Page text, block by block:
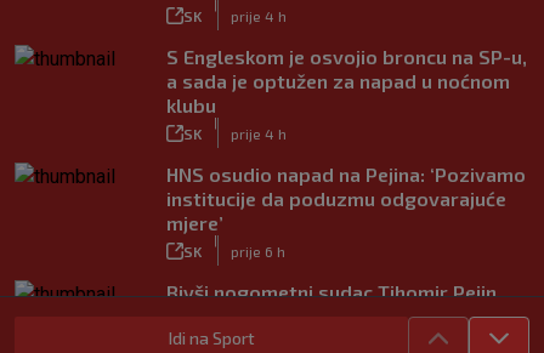
SK prije 4 h
S Engleskom je osvojio broncu na SP-u,
a sada je optužen za napad u noćnom
klubu
SK prije 4 h
HNS osudio napad na Pejina: ‘Pozivamo
institucije da poduzmu odgovarajuće
mjere’
SK prije 6 h
Bivši nogometni sudac Tihomir Pejin
pretučen u Osijeku, policija istražuje
brutalni napad
Idi na Sport